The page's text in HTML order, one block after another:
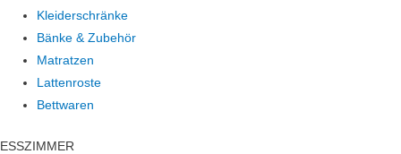
Kleiderschränke
Bänke & Zubehör
Matratzen
Lattenroste
Bettwaren
ESSZIMMER